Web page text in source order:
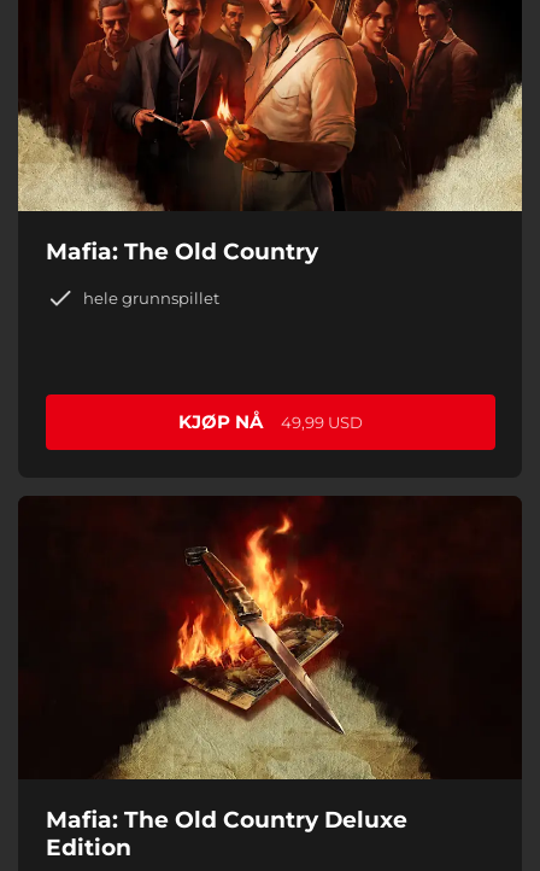
Mafia: The Old Country
hele grunnspillet
KJØP NÅ 49,99 USD
Mafia: The Old Country Deluxe
Edition